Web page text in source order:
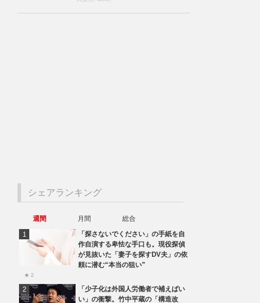
シェアランキング
週間 月間
総合
「探さないでください」の手紙を自
作自演する卑怯な手口も。現役探偵
が見抜いた「妻子を探すDV夫」の依
頼に潜む“本当の狙い”
★ 2
「少子化は外国人労働者で補えばい
い」の衝撃。竹中平蔵の「構造改